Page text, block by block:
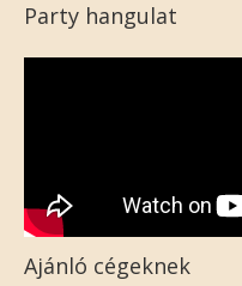
Party hangulat
Ajánló cégeknek